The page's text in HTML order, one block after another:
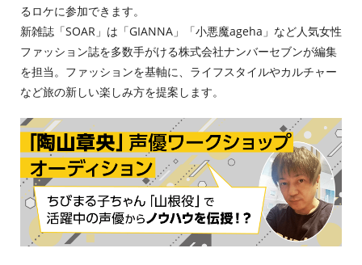
るロケに参加できます。
新雑誌「SOAR」は「GIANNA」「小悪魔ageha」など人気女性
ファッション誌を多数手がける株式会社ナンバーセブンが編集
を担当。ファッションを基軸に、ライフスタイルやカルチャー
など旅の新しい楽しみ方を提案します。